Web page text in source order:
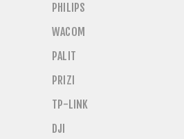
PHILIPS
WACOM
PALIT
PRIZI
TP-LINK
DJI